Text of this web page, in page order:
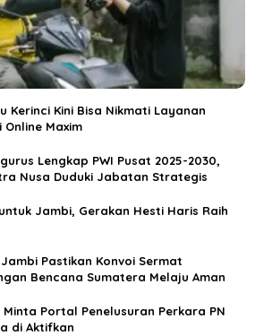
Kerinci Kini Bisa Nikmati Layanan
Maxim
Lengkap PWI Pusat 2025-2030,
Nusa Duduki Jabatan Strategis
Jambi, Gerakan Hesti Haris Raih
Pastikan Konvoi Sermat
Bencana Sumatera Melaju Aman
Minta Portal Penelusuran Perkara PN
di Aktifkan